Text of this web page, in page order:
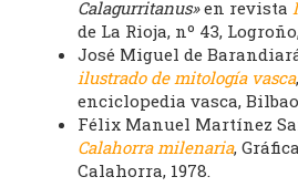
Calagurritanus»en revista
de La Rioja, nº 43, Logroño,
José Miguel de
ilustrado de mitología vasca
enciclopedia vasca, Bilbao,
Félix Manuel Martínez
Calahorra milenaria,
Calahorra, 1978.